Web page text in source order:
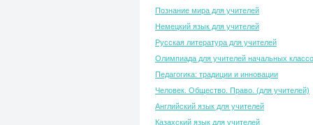
Познание мира для учителей
Немецкий язык для учителей
Русская литература для учителей
Олимпиада для учителей начальных
Педагогика: традиции и инновации
Человек. Общество. Право. (для учителей)
Английский язык для учителей
Казахский язык для учителей